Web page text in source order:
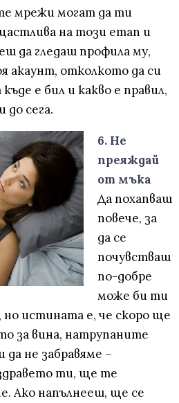
мрежи могат да ти
на този етап и
да гледаш профила му,
акаунт, отколкото да си
е бил и какво е правил,
до сега.
6. Не
преяждай
от мъка
Да похапваш
повече, за
да се
почувстваш
по-добре
може би ти
но истината е, че скоро ще
за вина, натрупаните
не забравяме –
ти, ще те
Ако напълнееш, ще се